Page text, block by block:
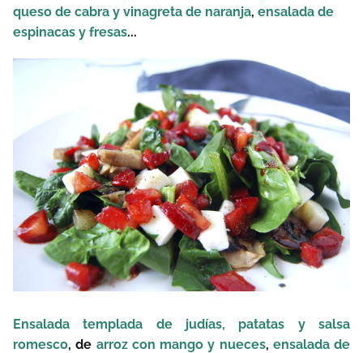
queso de cabra y vinagreta de naranja, ensalada de
espinacas y fresas...
Ensalada templada de judías, patatas y salsa
romesco, de arroz con mango y nueces, ensalada de